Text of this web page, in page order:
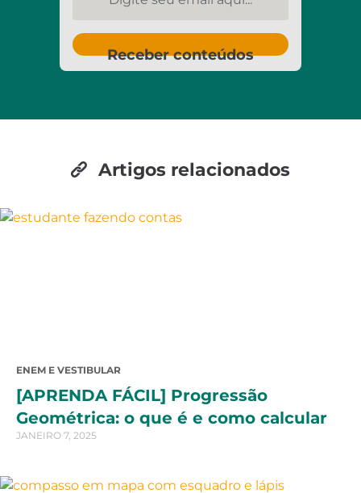
Receber conteúdos
Artigos relacionados
ENEM E VESTIBULAR
[APRENDA FÁCIL] Progressão
Geométrica: o que é e como calcular
JANEIRO 7, 2025